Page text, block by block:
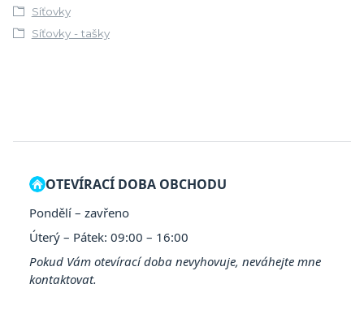
Síťovky
Síťovky - tašky
OTEVÍRACÍ DOBA OBCHODU
Pondělí – zavřeno
Úterý – Pátek: 09:00 – 16:00
Pokud Vám otevírací doba nevyhovuje, neváhejte mne
kontaktovat.